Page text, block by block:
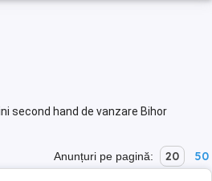
second hand de vanzare Bihor
Anunțuri pe pagină: 20 50